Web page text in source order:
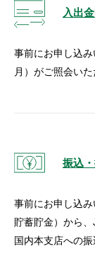
入出
事前にお申し込
月）がご照会い
振込
事前にお申し込み
貯蓄貯金）から
国内本支店への